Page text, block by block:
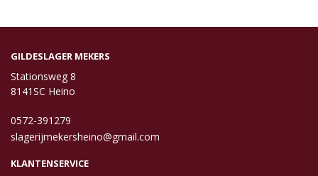
GILDESLAGER MEKERS
Stationsweg 8
8141SC Heino
0572-391279
slagerijmekersheino@gmail.com
KLANTENSERVICE